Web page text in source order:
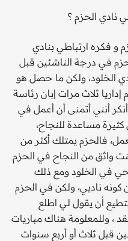
نادي الحزم ؟
و فكره ارتباطي بنادي
في درجة الناشئين قبل
الخلود، ولكن ما حصل هو
ثلاث مرات إبان رئاسة
أنكر أنني أتمنى أن أعمل في
مساعدة للنجاح،
فالحزم يمتلك أكثر من
واثق من النجاح في الحزم
نجاحي في الخلود ومع ذلك
ناديي، ولكن في الحزم
أن يقول لي اطلع
، وللمعلومة هناك مباريات
قبل ثلاث أو أربع سنوات